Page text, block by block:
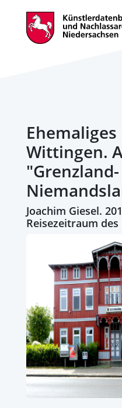
Wittingen.
"Grenzland-
Joachim Giesel.
Reisezeitraum